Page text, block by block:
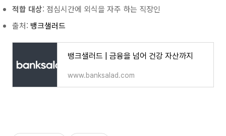
적합 대상: 점심시간에 외식을 자주 하는 직장인
출처: 뱅크샐러드
뱅크샐러드 | 금융을 넘어 건강 자산까지
www.banksalad.com